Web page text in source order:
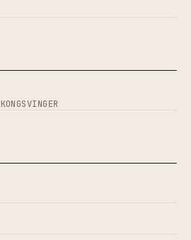
KONGSVINGER